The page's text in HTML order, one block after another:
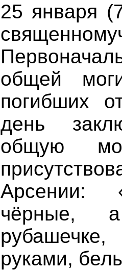
25 января
общей
погибших
день
общую
Арсении:
чёрные,
руками,